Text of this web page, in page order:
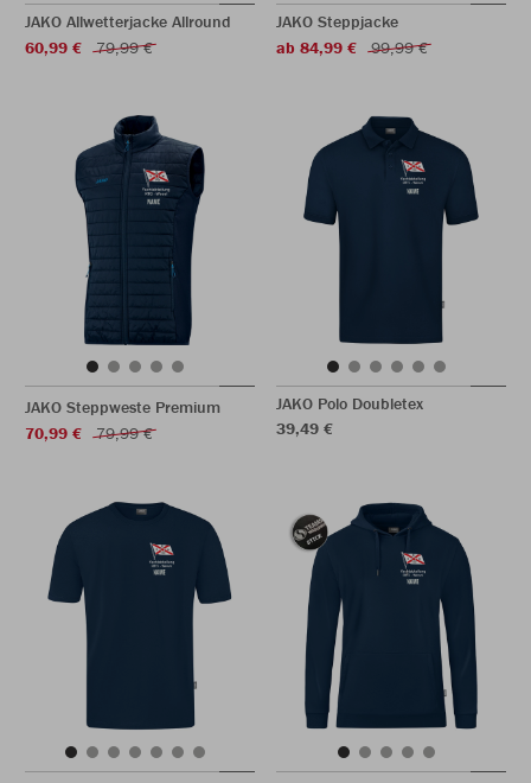
JAKO Allwetterjacke Allround
60,99 €
79,99 €
JAKO Steppjacke
ab 84,99 €
99,99 €
JAKO Steppweste Premium
70,99 €
79,99 €
JAKO Polo Doubletex
39,49 €